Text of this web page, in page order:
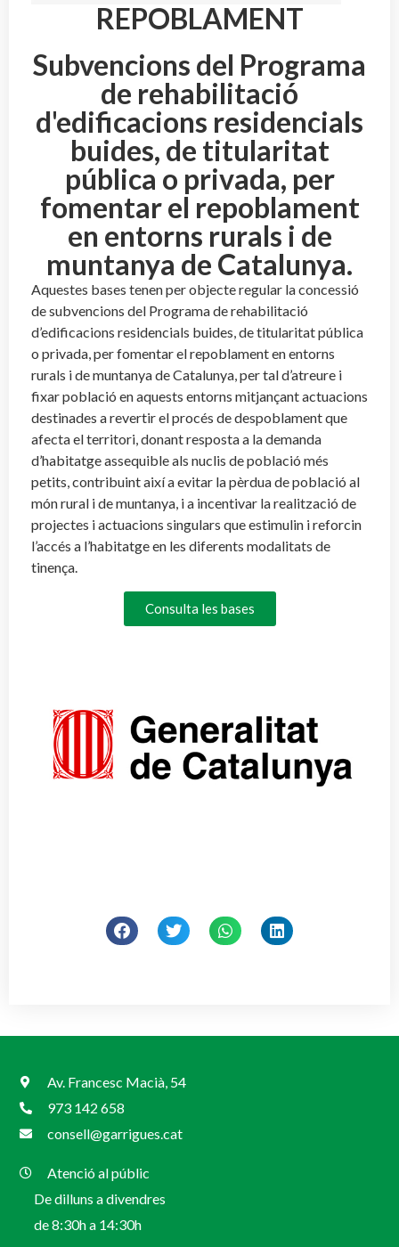
REPOBLAMENT
Subvencions del Programa
de rehabilitació
d'edificacions residencials
buides, de titularitat
pública o privada, per
fomentar el repoblament
en entorns rurals i de
muntanya de Catalunya.
Aquestes bases tenen per objecte regular la concessió
de subvencions del Programa de rehabilitació
d’edificacions residencials buides, de titularitat pública
o privada, per fomentar el repoblament en entorns
rurals i de muntanya de Catalunya, per tal d’atreure i
fixar població en aquests entorns mitjançant actuacions
destinades a revertir el procés de despoblament que
afecta el territori, donant resposta a la demanda
d’habitatge assequible als nuclis de població més
petits, contribuint així a evitar la pèrdua de població al
món rural i de muntanya, i a incentivar la realització de
projectes i actuacions singulars que estimulin i reforcin
l’accés a l’habitatge en les diferents modalitats de
tinença.
Consulta les bases
Av. Francesc Macià, 54
973 142 658
consell@garrigues.cat
Atenció al públic
De dilluns a divendres
de 8:30h a 14:30h